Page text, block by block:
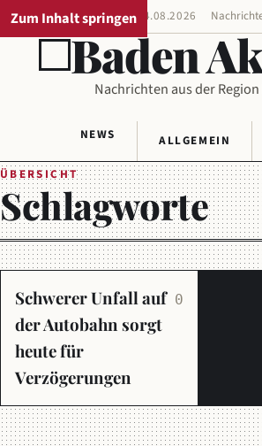
Zum Inhalt springen
REGIONALAUSGABE 04.08.2026
Baden
Nachrichten aus der
NEWS ALLGEMEIN
ÜBERSICHT
Schlagworte
Schwerer Unfall auf
der Autobahn sorgt
heute für
Verzögerungen
0